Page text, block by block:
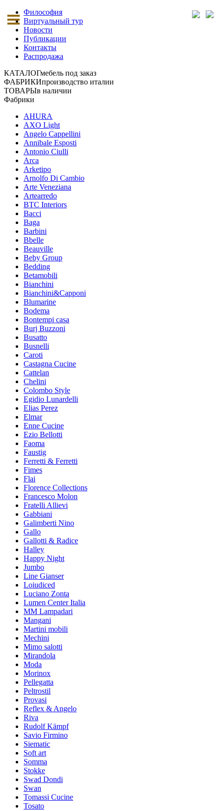
Философия
Виртуальный тур
Новости
Публикации
Контакты
Распродажа
КАТАЛОГмебель под заказ
ФАБРИКИпроизводство италии
ТОВАРЫв наличии
Фабрики
AHURA
AXO Light
Angelo Cappellini
Annibale Esposti
Antonio Ciulli
Arca
Arketipo
Arnolfo Di Cambio
Arte Veneziana
Artearredo
BTC Interiors
Bacci
Baga
Barbini
Bbelle
Beauville
Beby Group
Bedding
Betamobili
Bianchini
Bianchini&Capponi
Blumarine
Bodema
Bontempi casa
Burj Buzzoni
Busatto
Busnelli
Caroti
Castagna Cucine
Cattelan
Chelini
Colombo Style
Egidio Lunardelli
Elias Perez
Elmar
Enne Cucine
Ezio Bellotti
Faoma
Faustig
Ferretti & Ferretti
Fimes
Flai
Florence Collections
Francesco Molon
Fratelli Allievi
Gabbiani
Galimberti Nino
Gallo
Gallotti & Radice
Halley
Happy Night
Jumbo
Line Gianser
Loiudiced
Luciano Zonta
Lumen Center Italia
MM Lampadari
Mangani
Martini mobili
Mechini
Mimo salotti
Mirandola
Moda
Morinox
Pellegatta
Peltrostil
Provasi
Reflex & Angelo
Riva
Rudolf Kämpf
Savio Firmino
Siematic
Soft art
Somma
Stokke
Swad Dondi
Swan
Tomassi Cucine
Tosato